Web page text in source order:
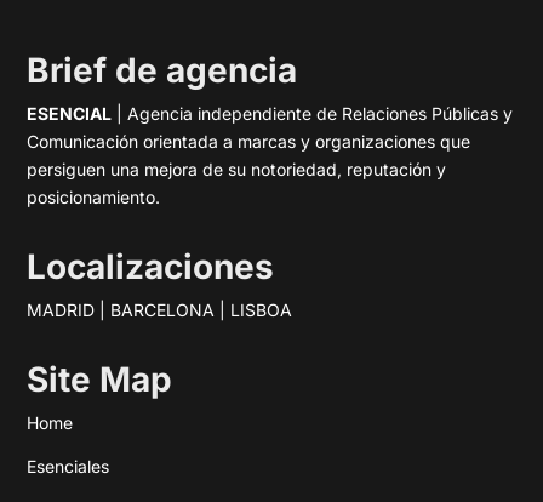
Brief de agencia
ESENCIAL | Agencia independiente de Relaciones Públicas y
Comunicación orientada a marcas y organizaciones que
persiguen una mejora de su notoriedad, reputación y
posicionamiento.
Localizaciones
MADRID | BARCELONA | LISBOA
Site Map
Home
Esenciales